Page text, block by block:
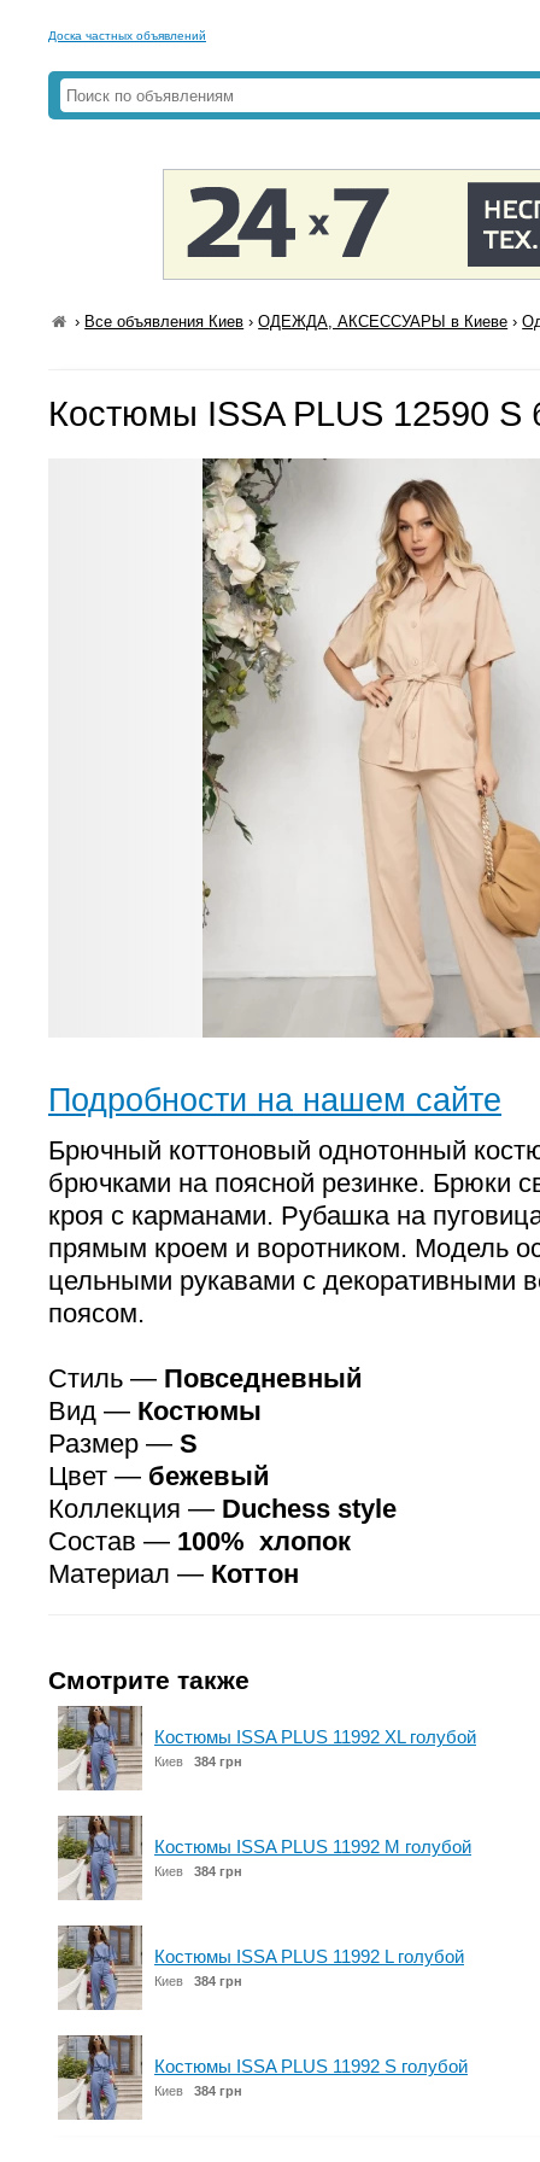
Доска частных объявлений
› Все объявления Киев ›ОДЕЖДА, АКСЕССУАРЫ в Киеве ›
Костюмы ISSA PLUS 12590 S
Подробности на нашем сайте
Брючный коттоновый однотонный
брючками на поясной резинке. Брюки
кроя с карманами. Рубашка на
прямым кроем и воротником. Модель
цельными рукавами с декоративными
поясом.
Стиль — Повседневный
Вид — Костюмы
Размер — S
Цвет — бежевый
Коллекция — Duchess style
Состав — 100% хлопок
Материал — Коттон
Смотрите также
Костюмы ISSA PLUS 11992 XL голубой
Киев 384 грн
Костюмы ISSA PLUS 11992 M голубой
Киев 384 грн
Костюмы ISSA PLUS 11992 L голубой
Киев 384 грн
Костюмы ISSA PLUS 11992 S голубой
Киев 384 грн